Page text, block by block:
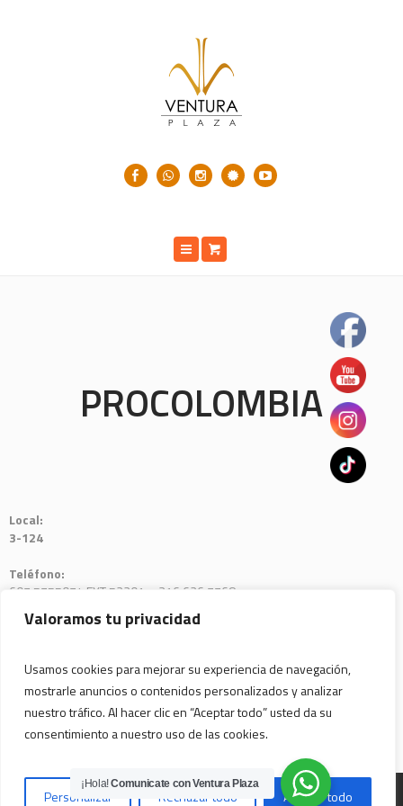
Valoramos tu privacidad
Usamos cookies para mejorar su experiencia de navegación,
mostrarle anuncios o contenidos personalizados y analizar
nuestro tráfico. Al hacer clic en “Aceptar todo” usted da su
consentimiento a nuestro uso de las cookies.
Personalizar Rechazar todo Aceptar todo
PROCOLOMBIA
Local:
3-124
Teléfono:
607 5755074 EXT 52201 – 316 626 7768
© CopyrightBusiness Intelligence Corporate
All Rights Reserved -
¡Hola!Comunicate con Ventura Plaza